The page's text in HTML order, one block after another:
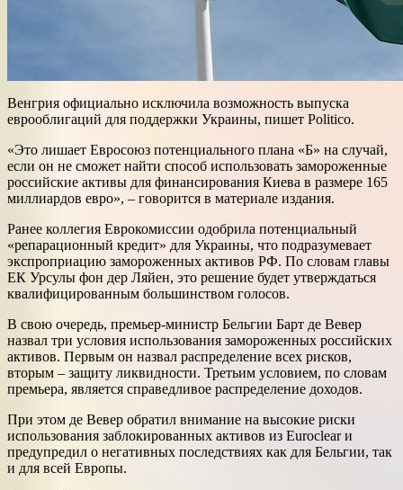
Венгрия официально исключила возможность выпуска
еврооблигаций для поддержки Украины, пишет Politico.
«Это лишает Евросоюз потенциального плана «Б» на случай,
если он не сможет найти способ использовать замороженные
российские активы для финансирования Киева в размере 165
миллиардов евро», – говорится в материале издания.
Ранее коллегия Еврокомиссии одобрила потенциальный
«репарационный кредит» для Украины, что подразумевает
экспроприацию замороженных активов РФ. По словам главы
ЕК Урсулы фон дер Ляйен, это решение будет утверждаться
квалифицированным большинством голосов.
В свою очередь, премьер-министр Бельгии Барт де Вевер
назвал три условия использования замороженных российских
активов. Первым он назвал распределение всех рисков,
вторым – защиту ликвидности. Третьим условием, по словам
премьера, является справедливое распределение доходов.
При этом де Вевер обратил внимание на высокие риски
использования заблокированных активов из Euroclear и
предупредил о негативных последствиях как для Бельгии, так
и для всей Европы.